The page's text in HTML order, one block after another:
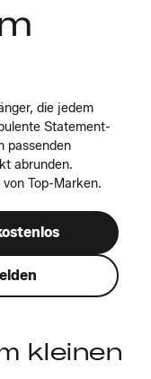
die jedem
Statement-
passenden
abrunden.
Top-Marken.
kleinen